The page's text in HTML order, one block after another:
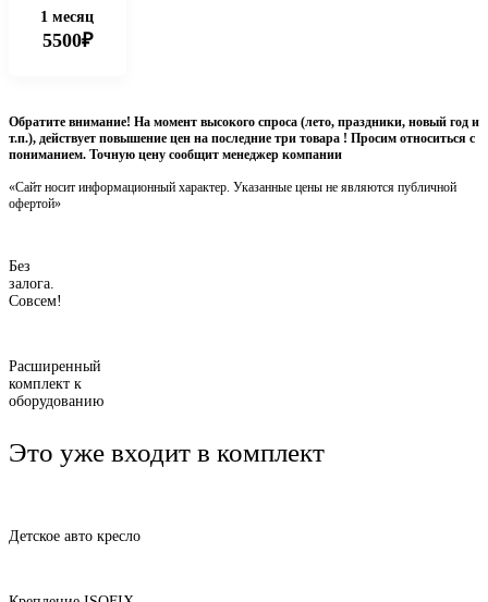
1 месяц
5500₽
Обратите внимание! На момент высокого спроса (лето, праздники, новый год и
т.п.), действует повышение цен на последние три товара ! Просим относиться с
пониманием. Точную цену сообщит менеджер компании
«Сайт носит информационный характер. Указанные цены не являются публичной
офертой»
Без
залога.
Совсем!
Расширенный
комплект к
оборудованию
Это уже входит в комплект
Детское авто кресло